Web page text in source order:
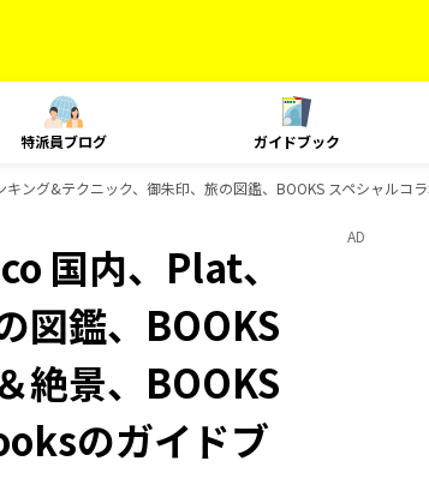
特派員ブログ ガイドブック
ング&テクニック、御朱印、旅の図鑑、BOOKS スペシャルコ
国内、Plat、
図鑑、BOOKS
絶景、BOOKS
のガイドブ
AD